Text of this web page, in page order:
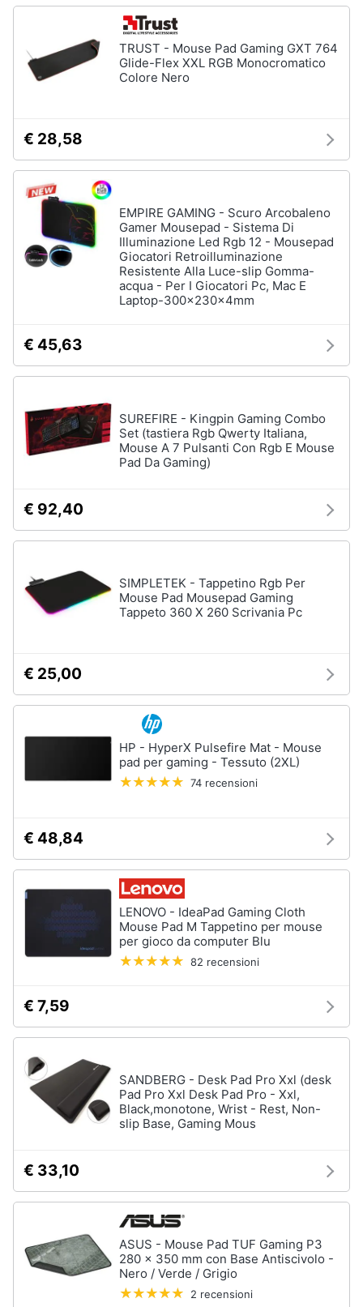
TRUST - Mouse Pad Gaming GXT 764
Glide-Flex XXL RGB Monocromatico
Colore Nero
€ 28,58
EMPIRE GAMING - Scuro Arcobaleno
Gamer Mousepad - Sistema Di
Illuminazione Led Rgb 12 - Mousepad
Giocatori Retroilluminazione
Resistente Alla Luce-slip Gomma-
acqua - Per I Giocatori Pc, Mac E
Laptop-300x230x4mm
€ 45,63
SUREFIRE - Kingpin Gaming Combo
Set (tastiera Rgb Qwerty Italiana,
Mouse A 7 Pulsanti Con Rgb E Mouse
Pad Da Gaming)
€ 92,40
SIMPLETEK - Tappetino Rgb Per
Mouse Pad Mousepad Gaming
Tappeto 360 X 260 Scrivania Pc
€ 25,00
HP - HyperX Pulsefire Mat - Mouse
pad per gaming - Tessuto (2XL)
74 recensioni
€ 48,84
LENOVO - IdeaPad Gaming Cloth
Mouse Pad M Tappetino per mouse
per gioco da computer Blu
82 recensioni
€ 7,59
SANDBERG - Desk Pad Pro Xxl (desk
Pad Pro Xxl Desk Pad Pro - Xxl,
Black,monotone, Wrist - Rest, Non-
slip Base, Gaming Mous
€ 33,10
ASUS - Mouse Pad TUF Gaming P3
280 x 350 mm con Base Antiscivolo -
Nero / Verde / Grigio
2 recensioni